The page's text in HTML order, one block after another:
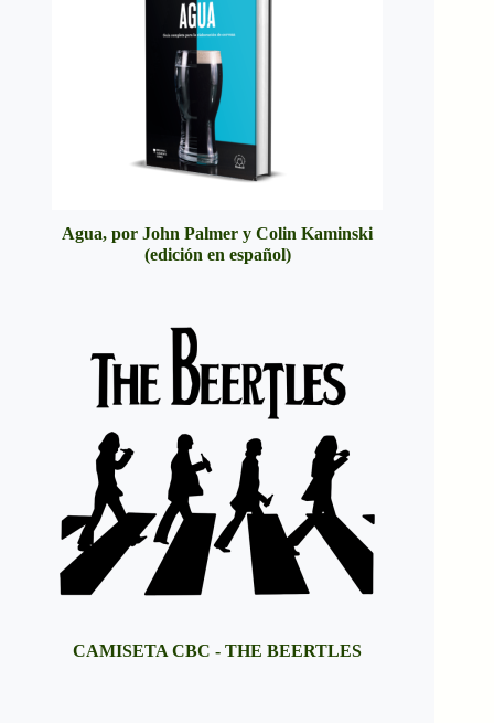
Agua, por John Palmer y Colin Kaminski
(edición en español)
CAMISETA CBC - THE BEERTLES